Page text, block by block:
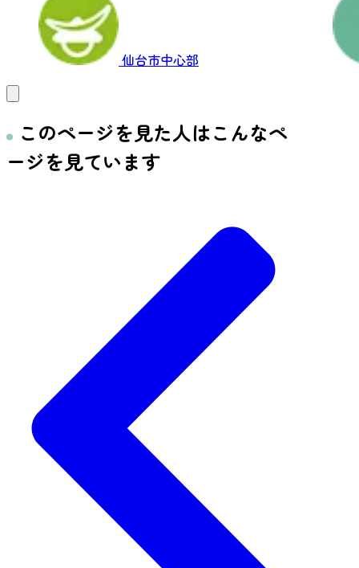
仙台市中心部
このページを見た人はこんなペ
ージを見ています